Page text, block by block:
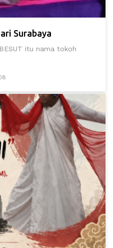
Surabaya
itu nama tokoh